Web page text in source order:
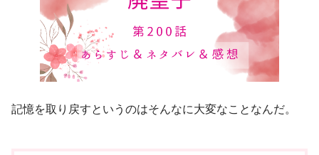
記憶を取り戻すというのはそんなに大変なことなんだ。